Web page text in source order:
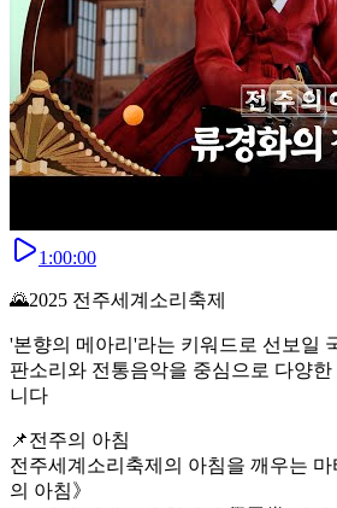
1:00:00
🌄2025 전주세계소리축제
'본향의 메아리'라는 키워드로 선보일
판소리와 전통음악을 중심으로 다양
니다
📌전주의 아침
전주세계소리축제의 아침을 깨우는
의 아침》